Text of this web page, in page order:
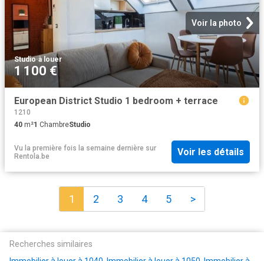
Voir la photo
Studio·à louer
1 100 €
European District Studio 1 bedroom + terrace
1210
40 m²1 ChambreStudio
Vu la première fois la semaine dernière sur
Rentola.be
Voir les détails
1 2 3 4 5 >
Recherches similaires